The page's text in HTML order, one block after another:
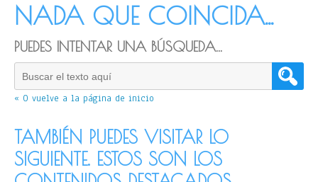
NADA QUE COINCIDA...
PUEDES INTENTAR UNA BÚSQUEDA...
« O vuelve a la página de inicio
TAMBIÉN PUEDES VISITAR LO
SIGUIENTE. ESTOS SON LOS